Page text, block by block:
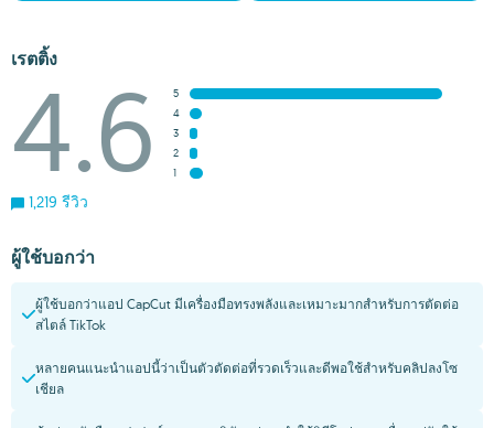
เรตติ้ง
4.6
5
4
3
2
1
1,219 รีวิว
ผู้ใช้บอกว่า
ผู้ใช้บอกว่าแอป CapCut มีเครื่องมือทรงพลังและเหมาะมากสำหรับการตัดต่อ
สไตล์ TikTok
หลายคนแนะนำแอปนี้ว่าเป็นตัวตัดต่อที่รวดเร็วและดีพอใช้สำหรับคลิปลงโซ
เชียล